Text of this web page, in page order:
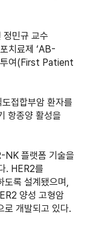
정민규 교수
치료제 ‘AB-
투여(First Patient
접합부암 환자를
항종양 활성을
플랫폼 기술을
. HER2를
도록 설계됐으며,
양성 고형암
로 개발되고 있다.